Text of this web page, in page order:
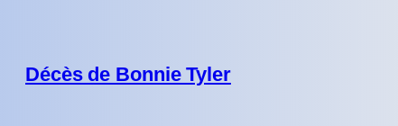
Décès de Bonnie Tyler